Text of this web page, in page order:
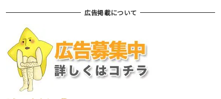
広告掲載について